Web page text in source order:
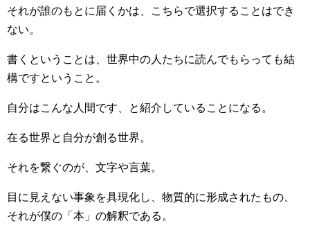
それが誰のもとに届くかは、こちらで選択することはでき
ない。
書くということは、世界中の人たちに読んでもらっても結
構ですということ。
自分はこんな人間です、と紹介していることになる。
在る世界と自分が創る世界。
それを繋ぐのが、文字や言葉。
目に見えない事象を具現化し、物質的に形成されたもの、
それが僕の「本」の解釈である。